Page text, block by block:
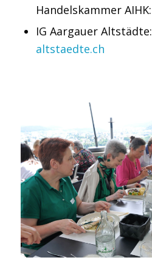
Handelskammer AIHK:
IG Aargauer Altstädte:
altstaedte.ch